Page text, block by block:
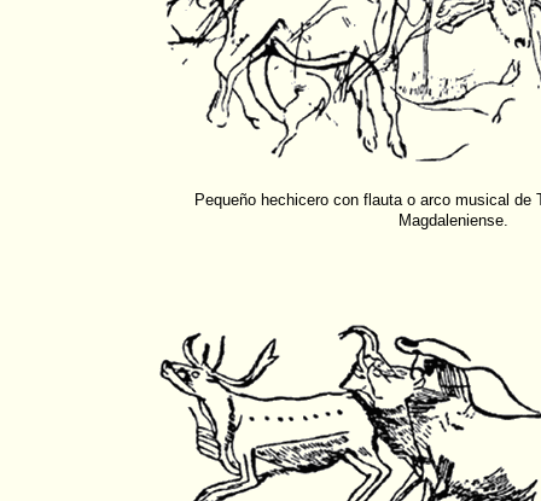
Pequeño hechicero con flauta o arco musical de
Magdaleniense.